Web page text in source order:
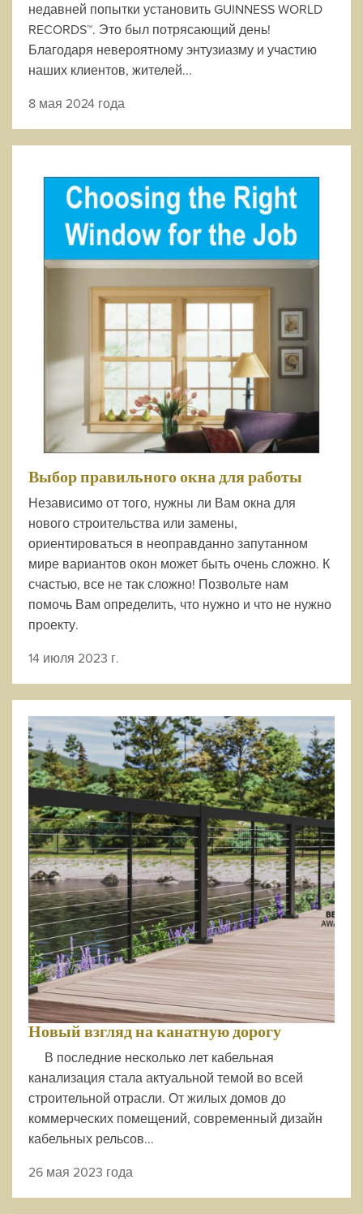
недавней попытки установить GUINNESS WORLD
RECORDS™. Это был потрясающий день!
Благодаря невероятному энтузиазму и участию
наших клиентов, жителей...
8 мая 2024 года
Выбор правильного окна для работы
Независимо от того, нужны ли Вам окна для
нового строительства или замены,
ориентироваться в неоправданно запутанном
мире вариантов окон может быть очень сложно. К
счастью, все не так сложно! Позвольте нам
помочь Вам определить, что нужно и что не нужно
проекту.
14 июля 2023 г.
Новый взгляд на канатную дорогу
В последние несколько лет кабельная
канализация стала актуальной темой во всей
строительной отрасли. От жилых домов до
коммерческих помещений, современный дизайн
кабельных рельсов...
26 мая 2023 года